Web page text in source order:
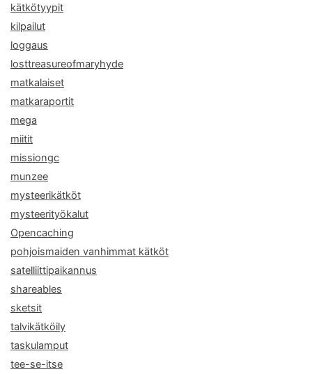
kätkötyypit
kilpailut
loggaus
losttreasureofmaryhyde
matkalaiset
matkaraportit
mega
miitit
missiongc
munzee
mysteerikätköt
mysteerityökalut
Opencaching
pohjoismaiden vanhimmat kätköt
satelliittipaikannus
shareables
sketsit
talvikätköily
taskulamput
tee-se-itse